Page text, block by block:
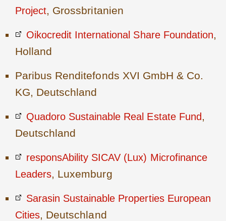
Project, Grossbritanien
Oikocredit International Share Foundation,
Holland
Paribus Renditefonds XVI GmbH & Co.
KG, Deutschland
Quadoro Sustainable Real Estate Fund ,
Deutschland
responsAbility SICAV (Lux) Microfinance
Leaders, Luxemburg
Sarasin Sustainable Properties European
Cities, Deutschland